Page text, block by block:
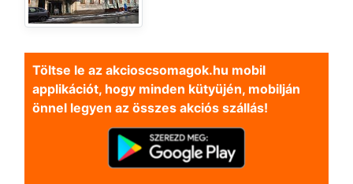
Töltse le az akcioscsomagok.hu mobil
applikációt, hogy minden kütyüjén, mobilján
önnel legyen az összes akciós szállás!